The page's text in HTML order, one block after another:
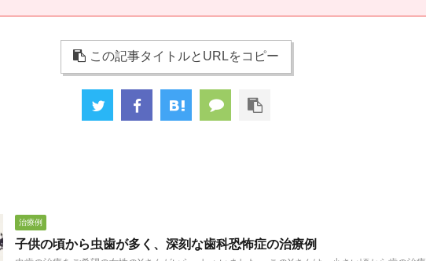
この記事タイトルとURLをコピー
治療例
子供の頃から虫歯が多く、深刻な歯科恐怖症の治療例